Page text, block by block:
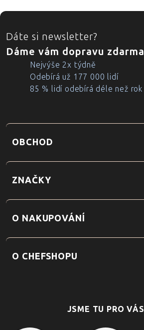
ZÁPATÍ
Dáte si newsletter?
Dáme vám dopravu zdarma
Nejvýše 2x týdně
Odebírá už 177 000 lidí
85 % lidí odebírá déle než rok
OBCHOD
ZNAČKY
O NAKUPOVÁNÍ
O CHEFSHOPU
JSME TU PRO VÁS